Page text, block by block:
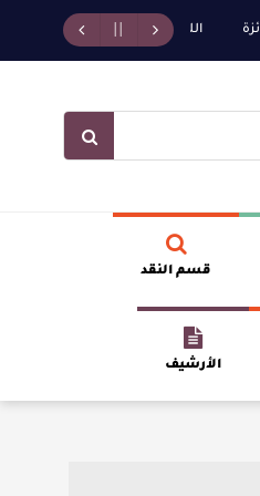
اللون الأحمر وشاح سردية الأدب وسر
قسم النقد
الأرشيف